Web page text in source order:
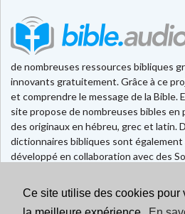
Ce site utilise des cookies pour
de nombreuses ressources bibliques
innovants gratuitement. Grâce à ce
et comprendre le message de la Bible.
site propose de nombreuses bibles en
des originaux en hébreu, grec et latin.
dictionnaires bibliques sont
développé en collaboration avec des
Faire un don